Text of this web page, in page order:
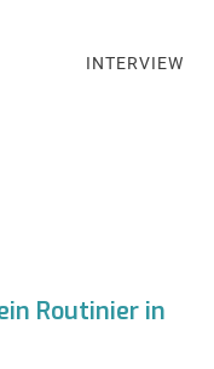
INTERVIEW
Routinier in